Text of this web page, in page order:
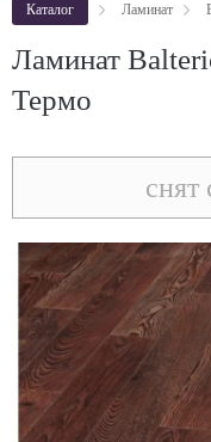
Каталог Ламинат
Ламинат
Термо
снят